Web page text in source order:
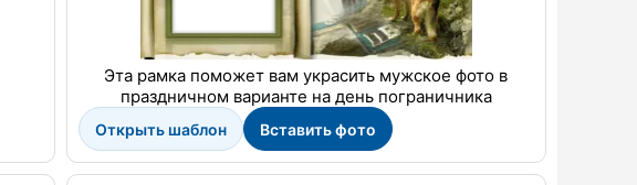
Эта рамка поможет вам украсить мужское фото в
праздничном варианте на день пограничника
Открыть шаблон Вставить фото